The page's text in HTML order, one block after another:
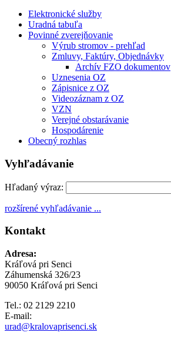
Elektronické služby
Uradná tabuľa
Povinné zverejňovanie
Výrub stromov - prehľad
Zmluvy, Faktúry, Objednávky
Archív FZO dokumentov
Uznesenia OZ
Zápisnice z OZ
Videozáznam z OZ
VZN
Verejné obstarávanie
Hospodárenie
Obecný rozhlas
Vyhľadávanie
Hľadaný výraz:
rozšírené vyhľadávanie ...
Kontakt
Adresa:
Kráľová pri Senci
Záhumenská 326/23
90050 Kráľová pri Senci
Tel.: 02 2129 2210
E-mail:
urad@kralovaprisenci.sk